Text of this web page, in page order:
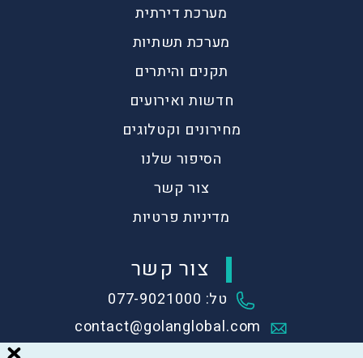
מערכת דירתית
מערכת תשתיות
תקנים והיתרים
חדשות ואירועים
מחירונים וקטלוגים
הסיפור שלנו
צור קשר
מדיניות פרטיות
צור קשר
טל: 077-9021000
contact@golanglobal.com